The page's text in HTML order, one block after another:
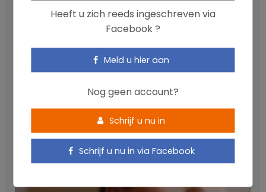
Anthocyanen: gunstig voor de cardiometabole
Heeft u zich reeds ingeschreven via
Facebook ?
Meld u hier aan
Nog geen account?
Schrijf u nu in
Schrijf u nu in via Facebook